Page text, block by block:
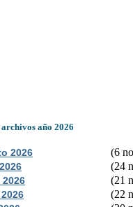
año 2026
2026 (6
(24
(21
(22